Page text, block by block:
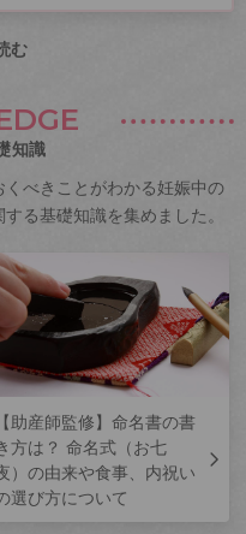
む
知識
べきことがわかる妊娠中の
る基礎知識を集めました。
【助産師監修】命名書の書
方は？ 命名式（お七
）の由来や食事、内祝い
選び方について